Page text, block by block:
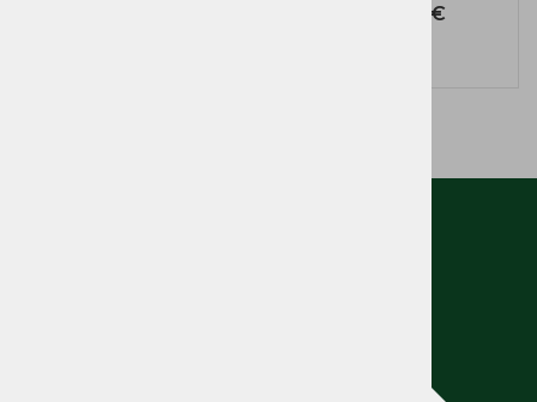
156,00 €